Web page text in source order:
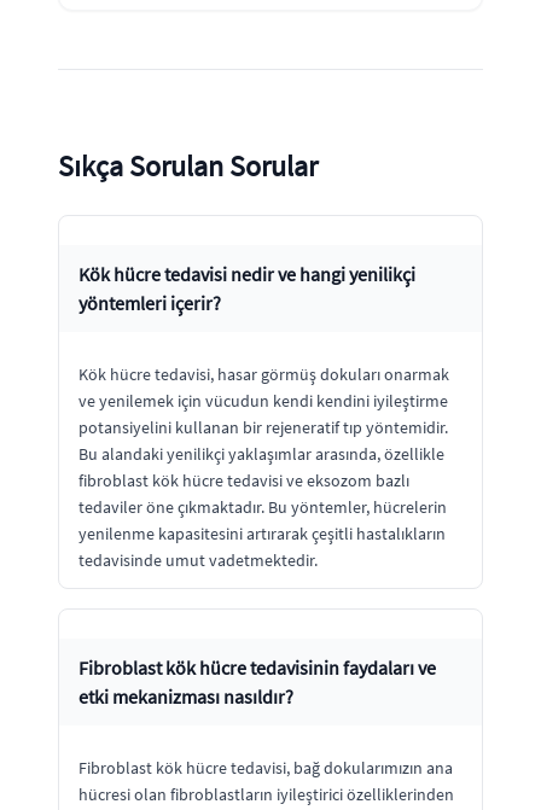
Sıkça Sorulan Sorular
Kök hücre tedavisi nedir ve hangi yenilikçi
yöntemleri içerir?
Kök hücre tedavisi, hasar görmüş dokuları onarmak
ve yenilemek için vücudun kendi kendini iyileştirme
potansiyelini kullanan bir rejeneratif tıp yöntemidir.
Bu alandaki yenilikçi yaklaşımlar arasında, özellikle
fibroblast kök hücre tedavisi ve eksozom bazlı
tedaviler öne çıkmaktadır. Bu yöntemler, hücrelerin
yenilenme kapasitesini artırarak çeşitli hastalıkların
tedavisinde umut vadetmektedir.
Fibroblast kök hücre tedavisinin faydaları ve
etki mekanizması nasıldır?
Fibroblast kök hücre tedavisi, bağ dokularımızın ana
hücresi olan fibroblastların iyileştirici özelliklerinden